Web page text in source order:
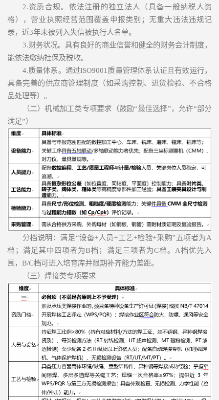
2.资质合规。依法注册的独立法人（具备一般纳税人资
格），营业执照经营范围覆盖申报类别；无重大违法违规记
录，近3年未被列入失信被执行人名单。
3.财务状况。具有良好的商业信誉和健全的财务会计制度，
能依法缴纳社保及税收。
4.质量体系。通过ISO9001质量管理体系认证且有效运行，
具备完善的供应商管理制度（如采购控制、进货检验、不合格
品处理等）。
（二）机械加工类专项要求（鼓励“最佳选择”，允许“部分
满足”）
分档说明：满足“设备+人员+工艺+检验+采购”五项者为A
档；满足其中四项者为B档；满足三项者为C档。A档优先入
围，B/C档可进入培育库并限期补齐能力差距。
（三）焊接类专项要求